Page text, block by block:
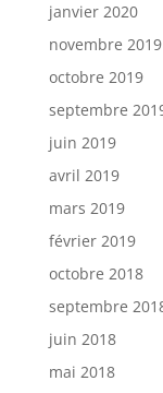
janvier 2020
novembre 2019
octobre 2019
septembre
juin 2019
avril 2019
mars 2019
février 2019
octobre 2018
septembre
juin 2018
mai 2018